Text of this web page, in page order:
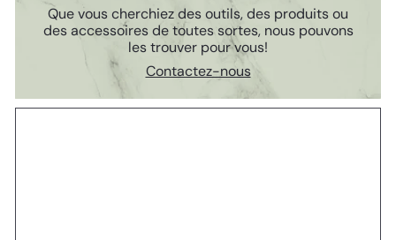
Que vous cherchiez des outils, des produits ou
des accessoires de toutes sortes, nous pouvons
les trouver pour vous!
Contactez-nous